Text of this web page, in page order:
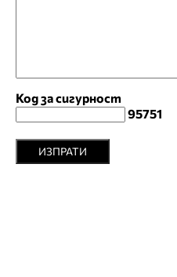
Код за сигурност
95751
ИЗПРАТИ